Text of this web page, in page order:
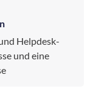
Helpdesk-
und eine